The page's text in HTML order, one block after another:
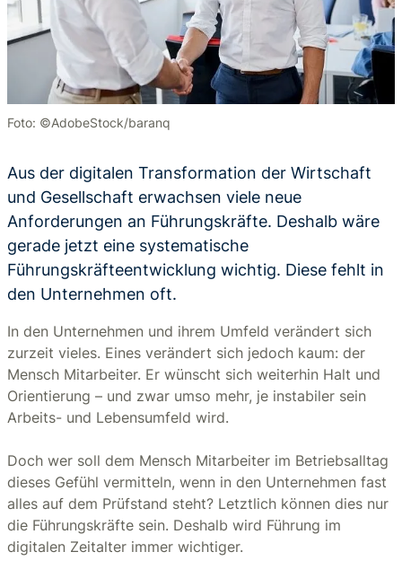
Foto: ©AdobeStock/baranq
Aus der digitalen Transformation der Wirtschaft
und Gesellschaft erwachsen viele neue
Anforderungen an Führungskräfte. Deshalb wäre
gerade jetzt eine systematische
Führungskräfteentwicklung wichtig. Diese fehlt in
den Unternehmen oft.
In den Unternehmen und ihrem Umfeld verändert sich
zurzeit vieles. Eines verändert sich jedoch kaum: der
Mensch Mitarbeiter. Er wünscht sich weiterhin Halt und
Orientierung – und zwar umso mehr, je instabiler sein
Arbeits- und Lebensumfeld wird.
Doch wer soll dem Mensch Mitarbeiter im Betriebsalltag
dieses Gefühl vermitteln, wenn in den Unternehmen fast
alles auf dem Prüfstand steht? Letztlich können dies nur
die Führungskräfte sein. Deshalb wird Führung im
digitalen Zeitalter immer wichtiger.